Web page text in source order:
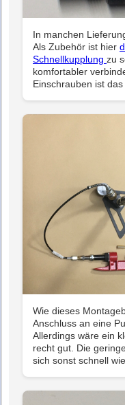
In manchen
Als Zubehör ist hier
Schnellkupplung zu
komfortabler
Einschrauben ist das
Wie dieses
Anschluss an eine
Allerdings wäre ein
recht gut. Die
sich sonst schnell